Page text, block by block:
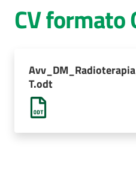
Servizi
AUSL
Comunica
CV formato
T.odt